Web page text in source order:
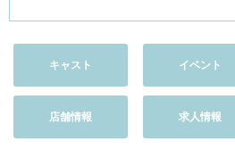
キャスト イベント
店舗情報 求人情報